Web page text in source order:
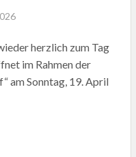
herzlich zum Tag
im Rahmen der
am Sonntag, 19. April